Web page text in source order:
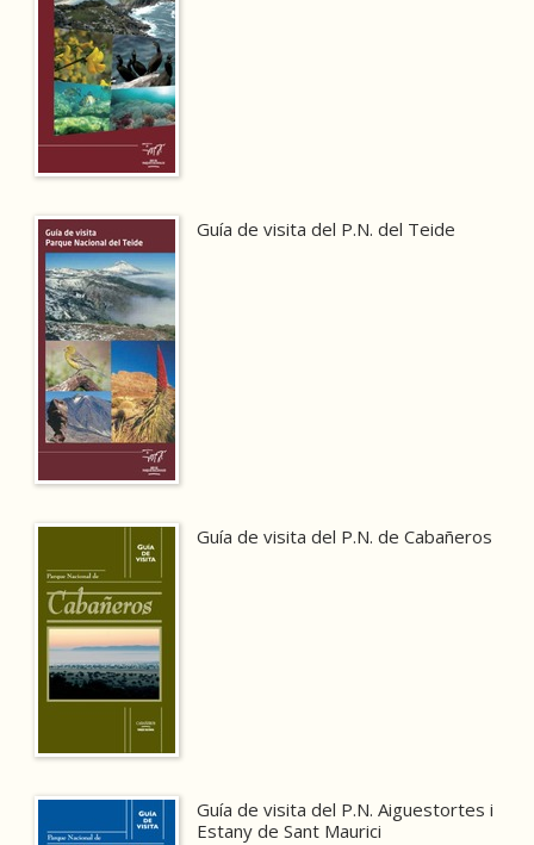
Guía de visita del P.N. del Teide
Guía de visita del P.N. de Cabañeros
Guía de visita del P.N. Aiguestortes i
Estany de Sant Maurici